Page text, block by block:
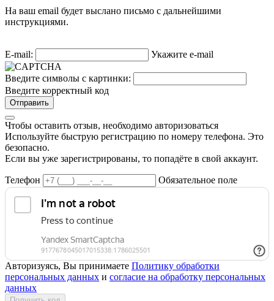
На ваш email будет выслано письмо с дальнейшими
инструкциями.
E-mail: Укажите e-mail
Введите символы с картинки:
Введите корректный код
Отправить
Чтобы оставить отзыв, необходимо авторизоваться
Используйте быструю регистрацию по номеру телефона. Это
безопасно.
Если вы уже зарегистрированы, то попадёте в свой аккаунт.
Телефон Обязательное поле
Авторизуясь, Вы принимаете Политику обработки
персональных данных и согласие на обработку персональных
данных